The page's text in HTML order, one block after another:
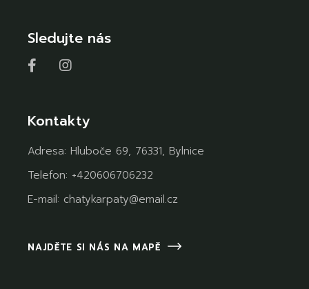
Sledujte nás
Kontakty
Adresa:Hluboče 69, 76331, Bylnice
Telefon: +420606706232
E-mail: chatykarpaty@email.cz
NAJDĚTE SI NÁS NA MAPĚ